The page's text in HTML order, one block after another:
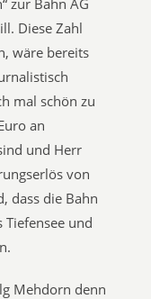
zur Bahn AG
Diese Zahl
wäre bereits
mal schön zu
an
und Herr
von
dass die Bahn
und
Mehdorn denn